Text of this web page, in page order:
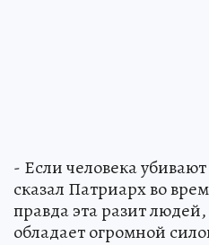
- Если человека
сказал Патриарх во
правда эта разит
обладает огромной